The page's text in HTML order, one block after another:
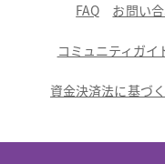
FAQ お問い
コミュニティガイ
資金決済法に基づ